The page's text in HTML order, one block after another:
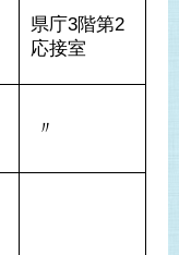
県庁3階第2
応接室
〃